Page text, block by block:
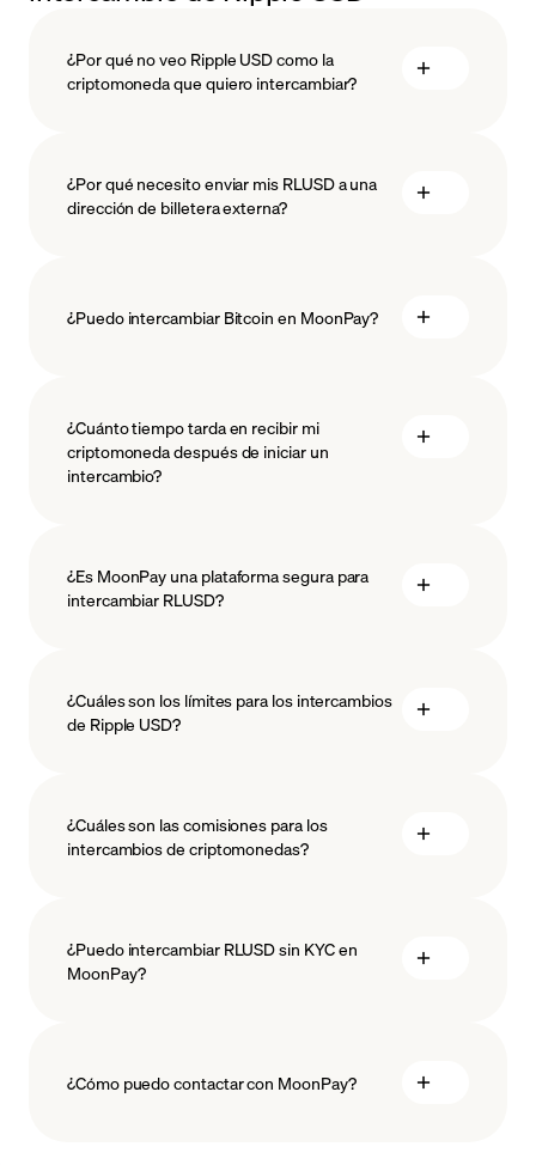
¿Por qué no veo Ripple USD como la
criptomoneda que quiero intercambiar?
¿Por qué necesito enviar mis RLUSD a una
dirección de billetera externa?
¿Puedo intercambiar Bitcoin en MoonPay?
¿Cuánto tiempo tarda en recibir mi
criptomoneda después de iniciar un
intercambio?
¿Es MoonPay una plataforma segura para
intercambiar RLUSD?
salvaguardar
¿Cuáles son los límites para los intercambios
de Ripple USD?
¿Cuáles son las comisiones para los
intercambios de criptomonedas?
¿Puedo intercambiar RLUSD sin KYC en
MoonPay?
¿Cómo puedo contactar con MoonPay?